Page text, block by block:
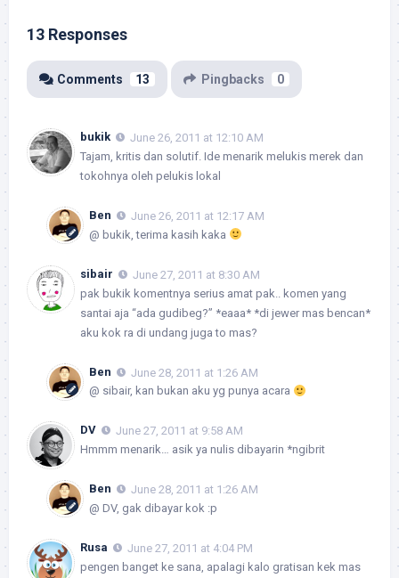
13 Responses
Comments 13 Pingbacks 0
bukik
June 26, 2011 at 12:10 AM
Tajam, kritis dan solutif. Ide menarik melukis merek dan
tokohnya oleh pelukis lokal
Ben
June 26, 2011 at 12:17 AM
@ bukik, terima kasih kaka
sibair
June 27, 2011 at 8:30 AM
pak bukik komentnya serius amat pak.. komen yang
santai aja “ada gudibeg?” *eaaa* *di jewer mas bencan*
aku kok ra di undang juga to mas?
Ben
June 28, 2011 at 1:26 AM
@ sibair, kan bukan aku yg punya acara
DV
June 27, 2011 at 9:58 AM
Hmmm menarik… asik ya nulis dibayarin *ngibrit
Ben
June 28, 2011 at 1:26 AM
@ DV, gak dibayar kok :p
Rusa
June 27, 2011 at 4:04 PM
pengen banget ke sana, apalagi kalo gratisan kek mas